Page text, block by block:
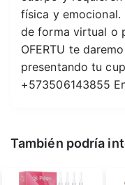
física y emocional.
de forma virtual o
OFERTU te
presentando tu
+573506143855
También podría